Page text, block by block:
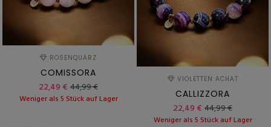
ROSENQUARZ
COMISSORA
22,49 € 44,99 €
Weniger als 5 Stück auf Lager
VIOLETTEN ACHAT
CALLIZZORA
22,49 € 44,99 €
Weniger als 5 Stück auf Lager